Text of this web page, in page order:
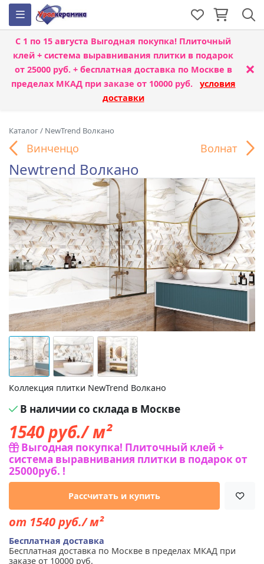
С 1 по 15 августа Выгодная покупка! Плиточный
клей + система выравнивания плитки в подарок
от 25000 руб. + бесплатная доставка по Москве в
пределах МКАД при заказе от 10000 руб. условия
доставки
×
Каталог/ NewTrend Волкано
Винченцо Волнат
Newtrend Волкано
Коллекция плитки NewTrend Волкано
В наличии со склада в Москве
1540руб./ м²
Выгодная покупка! Плиточный клей +
система выравнивания плитки в подарок от
25000руб. !
Рассчитать и купить
от 1540 руб./ м²
Бесплатная доставка
Бесплатная доставка по Москве в пределах МКАД при
заказе от 10000 руб.